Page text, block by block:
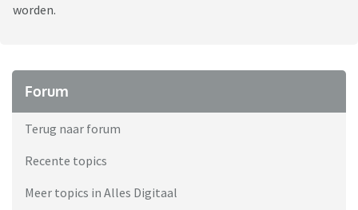
worden.
Forum
Terug naar forum
Recente topics
Meer topics in Alles Digitaal